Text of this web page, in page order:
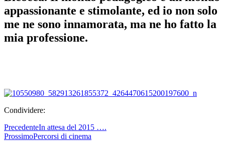
appassionante e stimolante, ed io non solo
me ne sono innamorata, ma ne ho fatto la
mia professione.
Condividere:
PrecedenteIn attesa del 2015 ….
ProssimoPercorsi di cinema